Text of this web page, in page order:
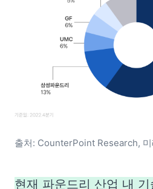
출처: CounterPoint Research,
현재 파운드리 산업 내